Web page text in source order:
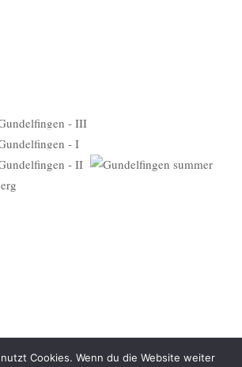
Cookies. Wenn du die Website weiter